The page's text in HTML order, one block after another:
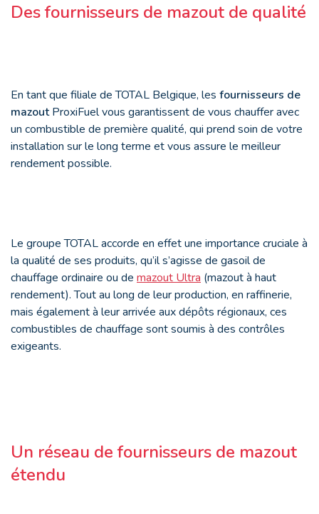
Des fournisseurs de mazout de qualité
En tant que filiale de TOTAL Belgique, les fournisseurs de
mazoutProxiFuel vous garantissent de vous chauffer avec
un combustible de première qualité, qui prend soin de votre
installation sur le long terme et vous assure le meilleur
rendement possible.
Le groupe TOTAL accorde en effet une importance cruciale à
la qualité de ses produits, qu’il s’agisse de gasoil de
chauffage ordinaire ou de mazout Ultra (mazout à haut
rendement). Tout au long de leur production, en raffinerie,
mais également à leur arrivée aux dépôts régionaux, ces
combustibles de chauffage sont soumis à des contrôles
exigeants.
Un réseau de fournisseurs de mazout
étendu